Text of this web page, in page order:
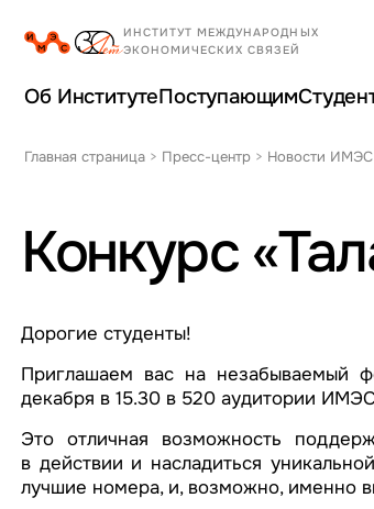
Об ИнститутеПоступающим
Главная страница > Пресс-центр > Новости ИМЭС
Конкурс
Дорогие студенты!
Приглашаем вас на незабываемый
декабря в 15.30 в 520 аудитории
Это отличная возможность
в действии и насладиться
лучшие номера, и, возможно, именно